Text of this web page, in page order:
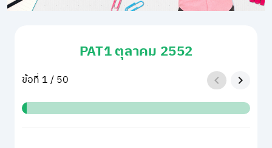
PAT1 ตุลาคม 2552
ข้อที่ 1 / 50